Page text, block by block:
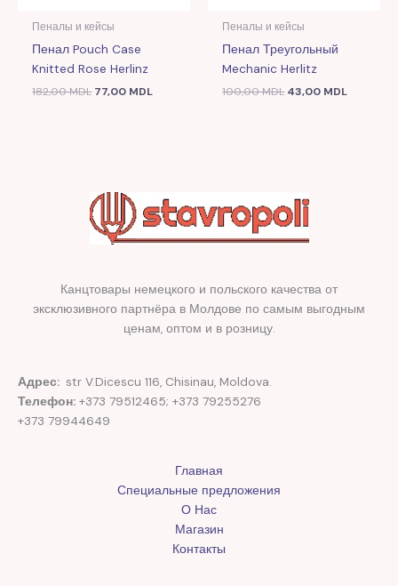
Пеналы и кейсы
Пенал Pouch Case
Knitted Rose Herlinz
182,00MDL 77,00 MDL
Пеналы и кейсы
Пенал Треугольный
Mechanic Herlitz
100,00MDL 43,00 MDL
Канцтовары немецкого и польского качества от
эксклюзивного партнёра в Молдове по самым выгодным
ценам, оптом и в розницу.
Адрес: str V.Dicescu 116, Chisinau, Moldova.
Телефон: +373 79512465; +373 79255276
+373 79944649
Главная
Специальные предложения
О Нас
Магазин
Контакты